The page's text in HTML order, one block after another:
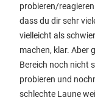
probieren/
dass du dir sehr
vielleicht als
machen, klar. Aber
Bereich noch nicht
probieren und
schlechte Laune